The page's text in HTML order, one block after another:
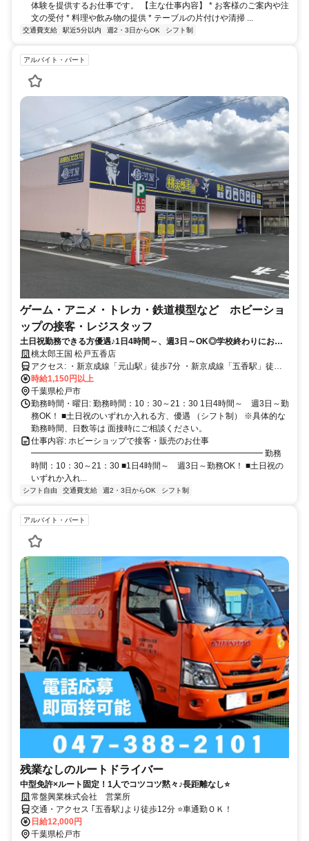
体験を提供するお仕事です。 【主な仕事内容】 * お客様のご案内や注
文の受付 * 料理や飲み物の提供 * テーブルの片付けや清掃 ...
交通費支給 駅近5分以内 週2・3日からOK シフト制
アルバイト・パート
ゲーム・アニメ・トレカ・鉄道模型など ホビーショ
ップの接客・レジスタッフ
土日祝勤務できる方優遇♪1日4時間～、週3日～OK◎学校終わりにお勧
めです♪
桃太郎王国 松戸五香店
アクセス: ・新京成線「元山駅」徒歩7分 ・新京成線「五香駅」徒歩
11分 ※自転車・バイク・車通勤OK
時給1,150円以上
千葉県松戸市
勤務時間・曜日: 勤務時間：10：30～21：30 1日4時間～ 週3日～勤
務OK！ ■土日祝のいずれか入れる方、優遇 （シフト制） ※具体的な
勤務時間、日数等は 面接時にご相談ください。
仕事内容: ホビーショップで接客・販売のお仕事
━━━━━━━━━━━━━━━━━━━━━━━━━━━━ 勤務
時間：10：30～21：30 ■1日4時間～ 週3日～勤務OK！ ■土日祝の
いずれか入れ...
シフト自由 交通費支給 週2・3日からOK シフト制
アルバイト・パート
残業なしのルートドライバー
中型免許×ルート固定！1人でコツコツ黙々♪長距離なし⭐
常盤興業株式会社 営業所
交通・アクセス ｢五香駅｣より徒歩12分 ⭐車通勤ＯＫ！
日給12,000円
千葉県松戸市